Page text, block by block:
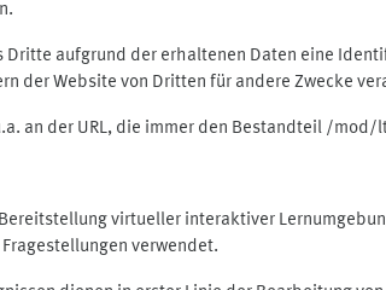
Dritte aufgrund der erhaltenen Daten eine
der Website von Dritten für andere Zwecke
an der URL, die immer den Bestandteil /
virtueller interaktiver
verwendet.